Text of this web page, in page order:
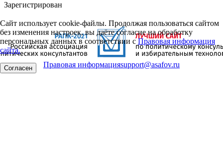
Зарегистрирован
Сайт использует cookie-файлы. Продолжая пользоваться сайтом
без изменения настроек, вы даёте согласие на обработку
персональных данных в соответствии сПравовая информация
сайта.
Согласен Правовая информацияsupport@asafov.ru